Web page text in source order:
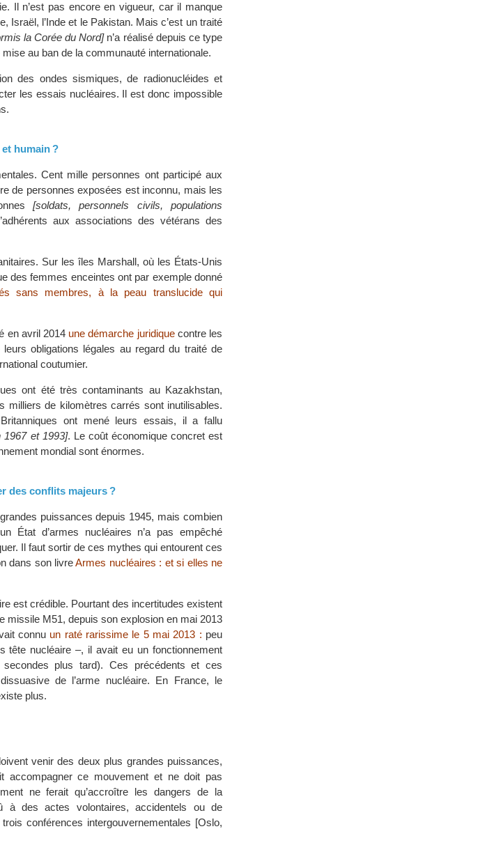
Il n’est pas encore en vigueur, car il manque
Israël, l’Inde et le Pakistan. Mais c’est un traité
la Corée du Nord]n’a réalisé depuis ce type
au ban de la communauté internationale.
des ondes sismiques, de radionucléides et
les essais nucléaires. Il est donc impossible
humain ?
Cent mille personnes ont participé aux
de personnes exposées est inconnu, mais les
[soldats, personnels civils, populations
aux associations des vétérans des
Sur les îles Marshall, où les États-Unis
des femmes enceintes ont par exemple donné
sans membres, à la peau translucide qui
en avril 2014 une démarche juridiquecontre les
obligations légales au regard du traité de
coutumier.
ont été très contaminants au Kazakhstan,
milliers de kilomètres carrés sont inutilisables.
ont mené leurs essais, il a fallu
1967 et 1993]. Le coût économique concret est
mondial sont énormes.
des conflits majeurs ?
puissances depuis 1945, mais combien
État d’armes nucléaires n’a pas empêché
Il faut sortir de ces mythes qui entourent ces
dans son livreArmes nucléaires : et si elles ne
est crédible. Pourtant des incertitudes existent
missile M51, depuis son explosion en mai 2013
connu un raté rarissime le 5 mai 2013 : peu
tête nucléaire –, il avait eu un fonctionnement
secondes plus tard). Ces précédents et ces
de l’arme nucléaire. En France, le
plus.
venir des deux plus grandes puissances,
ce mouvement et ne doit pas
ne ferait qu’accroître les dangers de la
à des actes volontaires, accidentels ou de
conférences intergouvernementales [Oslo,